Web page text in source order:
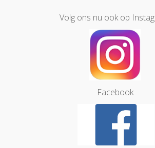
Volg ons nu ook op
Facebook